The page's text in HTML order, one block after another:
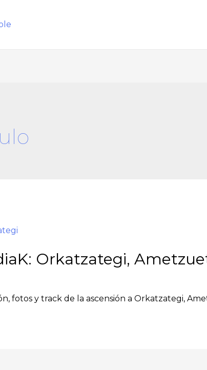
Orkatzategi,
fotos y track de la ascensión a Orkatzategi,